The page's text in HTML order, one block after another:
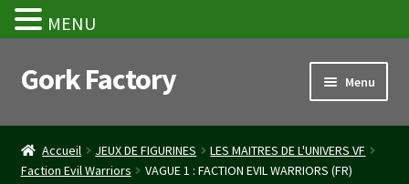
Aller
à
navigation
Aller
au
Gork Factory Menu
Accueil
CGV
Accueil JEUX DE FIGURINES
LES MAITRES DE L'UNIVERS VF
Faction Evil Warriors
VAGUE 1 : FACTION EVIL WARRIORS (FR)
MENU